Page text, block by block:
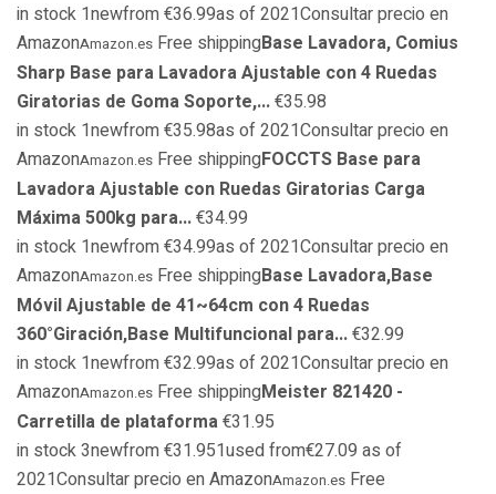
in stock 1newfrom €36.99as of 2021Consultar precio en
AmazonAmazon.es Free shippingBase Lavadora, Comius
Sharp Base para Lavadora Ajustable con 4 Ruedas
Giratorias de Goma Soporte,...€35.98
in stock 1newfrom €35.98as of 2021Consultar precio en
AmazonAmazon.es Free shippingFOCCTS Base para
Lavadora Ajustable con Ruedas Giratorias Carga
Máxima 500kg para...€34.99
in stock 1newfrom €34.99as of 2021Consultar precio en
AmazonAmazon.es Free shippingBase Lavadora,Base
Móvil Ajustable de 41~64cm con 4 Ruedas
360°Giración,Base Multifuncional para...€32.99
in stock 1newfrom €32.99as of 2021Consultar precio en
AmazonAmazon.es Free shippingMeister 821420 -
Carretilla de plataforma€31.95
in stock 3newfrom €31.951used from€27.09 as of
2021Consultar precio en AmazonAmazon.es Free